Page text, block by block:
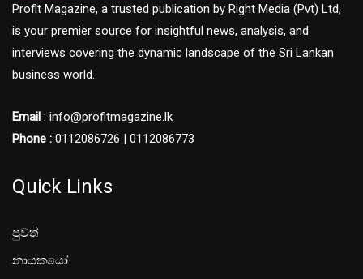
Profit Magazine, a trusted publication by Right Media (Pvt) Ltd,
is your premier source for insightful news, analysis, and
interviews covering the dynamic landscape of the Sri Lankan
business world.
Email : info@profitmagazine.lk
Phone : 0112086726 | 0112086773
Quick Links
පුවත්
නායකයෝ